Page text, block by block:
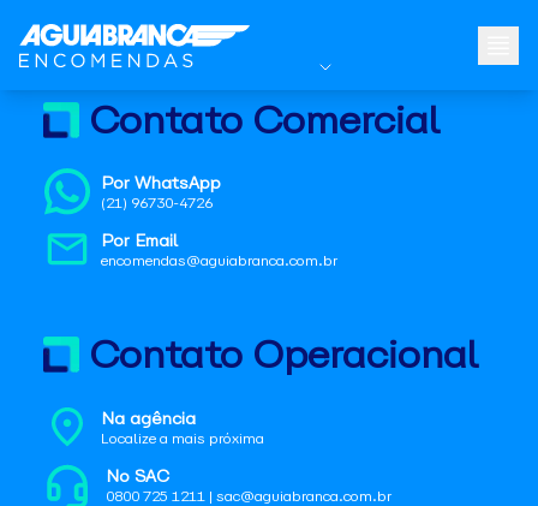
Contato Comercial
Por WhatsApp
(21) 96730-4726
Por Email
encomendas@aguiabranca.com.br
Contato Operacional
Na agência
Localize a mais próxima
No SAC
0800 725 1211 | sac@aguiabranca.com.br